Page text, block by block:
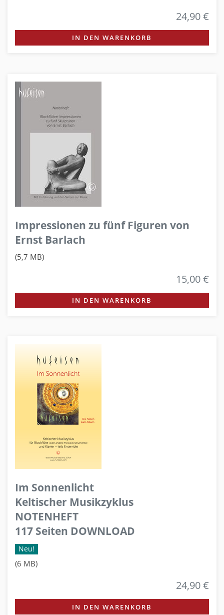
24,90 €
IN DEN WARENKORB
Impressionen zu fünf Figuren von
Ernst Barlach
(5,7 MB)
15,00 €
IN DEN WARENKORB
Im Sonnenlicht
Keltischer Musikzyklus
NOTENHEFT
117 Seiten DOWNLOAD
Neu!
(6 MB)
24,90 €
IN DEN WARENKORB